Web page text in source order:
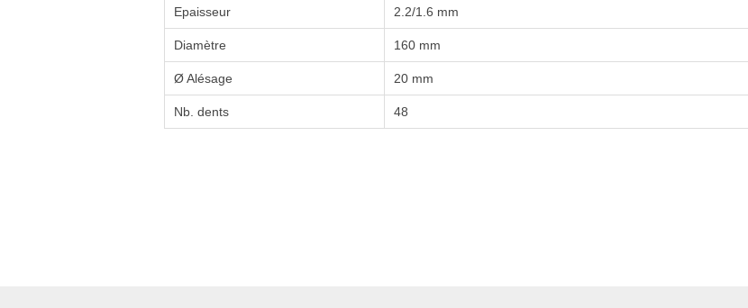
Epaisseur 2.2/1.6 mm
Diamètre 160 mm
Ø Alésage 20 mm
Nb. dents 48